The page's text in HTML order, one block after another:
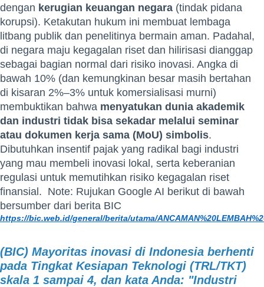
dengan kerugian keuangan negara (tindak pidana
korupsi). Ketakutan hukum ini membuat lembaga
litbang publik dan penelitinya bermain aman. Padahal,
di negara maju kegagalan riset dan hilirisasi dianggap
sebagai bagian normal dari risiko inovasi. Angka di
bawah 10% (dan kemungkinan besar masih bertahan
di kisaran 2%–3% untuk komersialisasi murni)
membuktikan bahwa menyatukan dunia akademik
dan industri tidak bisa sekadar melalui seminar
atau dokumen kerja sama (MoU) simbolis.
Dibutuhkan insentif pajak yang radikal bagi industri
yang mau membeli inovasi lokal, serta keberanian
regulasi untuk memutihkan risiko kegagalan riset
finansial. Note: Rujukan Google AI berikut di bawah
bersumber dari berita BIC
https://bic.web.id/general/berita/utama/
(BIC) Mayoritas inovasi di Indonesia berhenti
pada Tingkat Kesiapan Teknologi (TRL/TKT)
skala 1 sampai 4, dan kata Anda: "Industri